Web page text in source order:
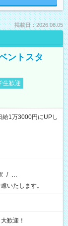
掲載日：2026.08.05
ントスタ
生歓迎
1万3000円にUPし
/ …
いたします。
歓迎！